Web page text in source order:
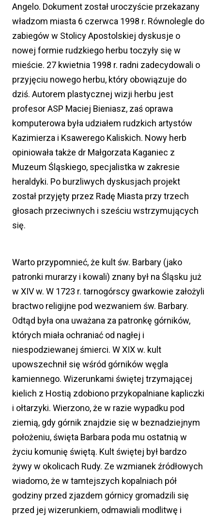
Angelo. Dokument został uroczyście przekazany
władzom miasta 6 czerwca 1998 r. Równolegle do
zabiegów w Stolicy Apostolskiej dyskusje o
nowej formie rudzkiego herbu toczyły się w
mieście. 27 kwietnia 1998 r. radni zadecydowali o
przyjęciu nowego herbu, który obowiązuje do
dziś. Autorem plastycznej wizji herbu jest
profesor ASP Maciej Bieniasz, zaś oprawa
komputerowa była udziałem rudzkich artystów
Kazimierza i Ksawerego Kaliskich. Nowy herb
opiniowała także dr Małgorzata Kaganiec z
Muzeum Śląskiego, specjalistka w zakresie
heraldyki. Po burzliwych dyskusjach projekt
został przyjęty przez Radę Miasta przy trzech
głosach przeciwnych i sześciu wstrzymujących
się.
Warto przypomnieć, że kult św. Barbary (jako
patronki murarzy i kowali) znany był na Śląsku już
w XIV w. W 1723 r. tarnogórscy gwarkowie założyli
bractwo religijne pod wezwaniem św. Barbary.
Odtąd była ona uważana za patronkę górników,
których miała ochraniać od nagłej i
niespodziewanej śmierci. W XIX w. kult
upowszechnił się wśród górników węgla
kamiennego. Wizerunkami świętej trzymającej
kielich z Hostią zdobiono przykopalniane kapliczki
i ołtarzyki. Wierzono, że w razie wypadku pod
ziemią, gdy górnik znajdzie się w beznadziejnym
położeniu, święta Barbara poda mu ostatnią w
życiu komunię świętą. Kult świętej był bardzo
żywy w okolicach Rudy. Ze wzmianek źródłowych
wiadomo, że w tamtejszych kopalniach pół
godziny przed zjazdem górnicy gromadzili się
przed jej wizerunkiem, odmawiali modlitwę i